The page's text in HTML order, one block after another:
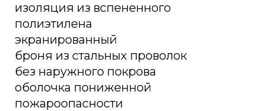
изоляция из вспененного
полиэтилена
экранированный
броня из стальных проволок
без наружного покрова
оболочка пониженной
пожароопасности